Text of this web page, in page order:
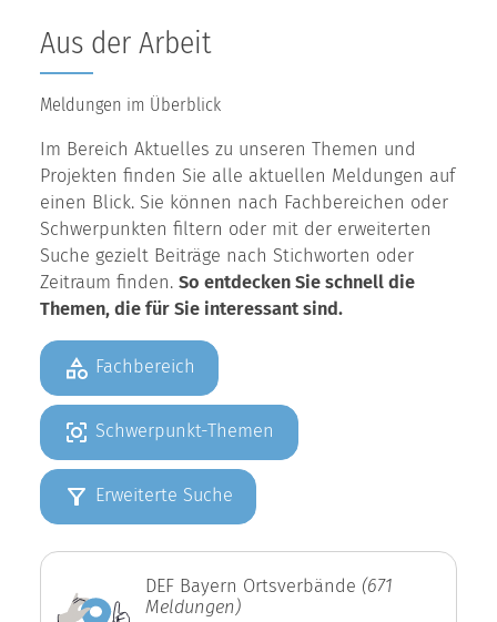
Aus der Arbeit
Meldungen im Überblick
Im Bereich Aktuelles zu unseren Themen und
Projekten finden Sie alle aktuellen Meldungen auf
einen Blick. Sie können nach Fachbereichen oder
Schwerpunkten filtern oder mit der erweiterten
Suche gezielt Beiträge nach Stichworten oder
Zeitraum finden. So entdecken Sie schnell die
Themen, die für Sie interessant sind.
Fachbereich
Schwerpunkt-Themen
Erweiterte Suche
DEF Bayern Ortsverbände (671
Meldungen)